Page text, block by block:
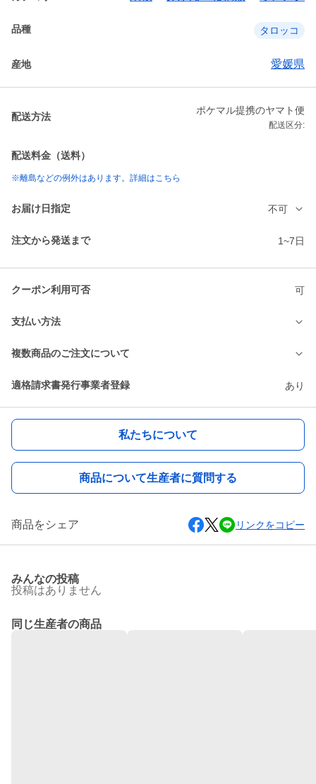
品種 タロッコ
産地 愛媛県
配送方法
ポケマル提携のヤマト便
配送区分:
配送料金（送料）
※離島などの例外はあります。詳細はこちら
お届け日指定 不可
注文から発送まで 1~7日
クーポン利用可否 可
支払い方法
複数商品のご注文について
適格請求書発行事業者登録 あり
私たちについて
商品について生産者に質問する
商品をシェア リンクをコピー
みんなの投稿
投稿はありません
同じ生産者の商品